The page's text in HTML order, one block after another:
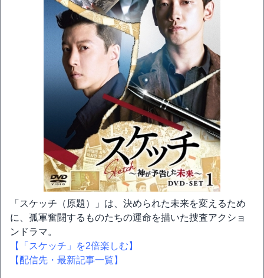
「スケッチ（原題）」は、決められた未来を変えるため
に、孤軍奮闘するものたちの運命を描いた捜査アクショ
ンドラマ。
【「スケッチ」を2倍楽しむ】
【配信先・最新記事一覧】